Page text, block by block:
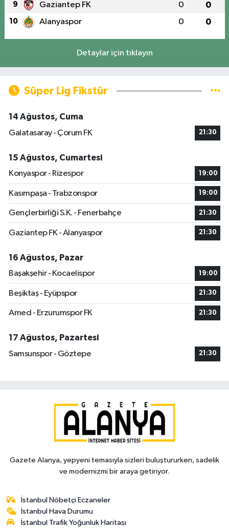
9 Gaziantep FK 0 0
10 Alanyaspor 0 0
Detaylar için tıklayın
Süper Lig Fikstür
14 Ağustos, Cuma
Galatasaray - Çorum FK
21:30
15 Ağustos, Cumartesi
Konyaspor - Rizespor
19:00
Kasımpaşa - Trabzonspor 19:00
Gençlerbirliği S.K. - Fenerbahçe 21:30
Gaziantep FK - Alanyaspor 21:30
16 Ağustos, Pazar
Başakşehir - Kocaelispor
19:00
Beşiktaş - Eyüpspor 21:30
Amed - Erzurumspor FK 21:30
17 Ağustos, Pazartesi
Samsunspor - Göztepe
21:30
Gazete Alanya, yepyeni temasıyla sizleri buluştururken, sadelik
ve modernizmi bir araya getiriyor.
İstanbul Nöbetçi Eczaneler
İstanbul Hava Durumu
İstanbul Trafik Yoğunluk Haritası